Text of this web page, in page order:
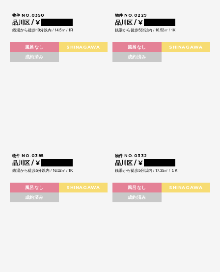
物件 NO.0350
品川区 / ¥
銭湯から徒歩10分以内 / 14.5㎡ / 1R
物件 NO.0229
品川区 / ¥
銭湯から徒歩5分以内 / 16.52㎡ / 1K
風呂なし
SHINAGAWA
成約済み
物件 NO.0385
品川区 / ¥
銭湯から徒歩5分以内 / 16.52㎡ / 1K
風呂なし
SHINAGAWA
成約済み
物件 NO.0332
品川区 / ¥
銭湯から徒歩5分以内 / 17.35㎡ / １K
風呂なし
SHINAGAWA
成約済み
風呂なし
SHINAGAWA
成約済み